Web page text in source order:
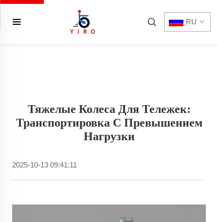
RU
Тяжелые Колеса Для Тележек:
Транспортировка С Превышением
Нагрузки
2025-10-13 09:41:11